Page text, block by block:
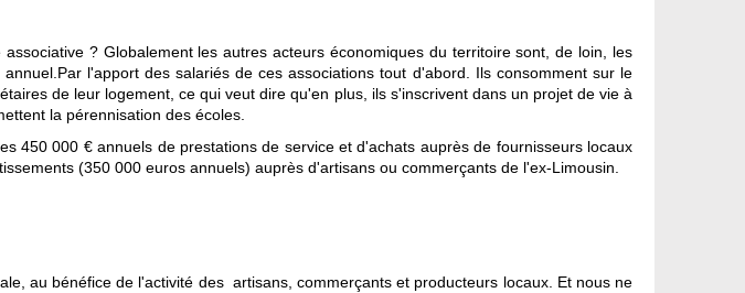
? Globalement les autres acteurs économiques du territoire sont, de loin, les
l'apport des salariés de ces associations tout d'abord. Ils consomment sur le
de leur logement, ce qui veut dire qu'en plus, ils s'inscrivent dans un projet de vie à
la pérennisation des écoles.
450 000 € annuels de prestations de service et d'achats auprès de fournisseurs locaux
(350 000 euros annuels) auprès d'artisans ou commerçants de l'ex-Limousin.
au bénéfice de l'activité des artisans, commerçants et producteurs locaux. Et nous ne